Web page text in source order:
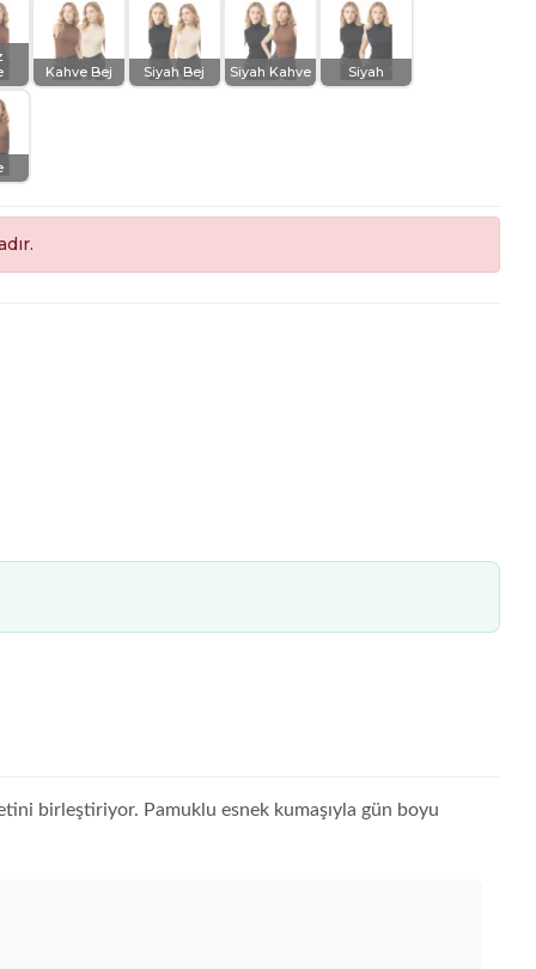
Kahve Bej Siyah Bej Siyah Kahve Siyah
birleştiriyor. Pamuklu esnek kumaşıyla gün boyu